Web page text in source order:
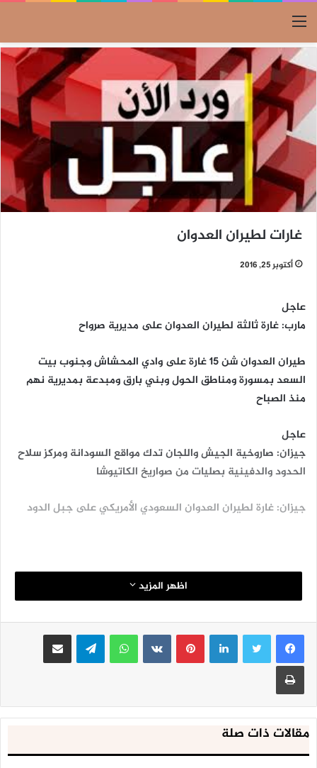
القائمة
غارات لطيران العدوان
أكتوبر 25, 2016
عاجل
مارب: غارة ثالثة لطيران العدوان على مديرية صرواح
طيران العدوان شن 15 غارة على وادي المحشاش وجنوب بيت
السعد بمسورة ومناطق الحول وبني بارق ومبدعة بمديرية نهم
منذ الصباح
عاجل
جيزان: صاروخية الجيش واللجان تدك مواقع السودانة ومركز سلاح
الحدود والدفينية بصليات من صواريخ الكاتيوشا
جيزان: غارة لطيران العدوان السعودي الأمريكي على جبل الدود
اظهر المزيد
لينكدإنبينتيريست واتساب تيلقرام مشاركة عبر البريد
طباعة
مقالات ذات صلة